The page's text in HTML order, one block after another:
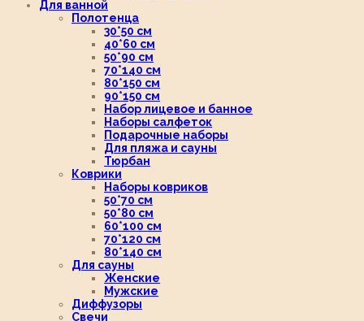
Для ванной
Полотенца
30*50 см
40*60 см
50*90 см
70*140 см
80*150 см
90*150 см
Набор лицевое и банное
Наборы салфеток
Подарочные наборы
Для пляжа и сауны
Тюрбан
Коврики
Наборы ковриков
50*70 см
50*80 см
60*100 см
70*120 см
80*140 см
Для сауны
Женские
Мужские
Диффузоры
Свечи